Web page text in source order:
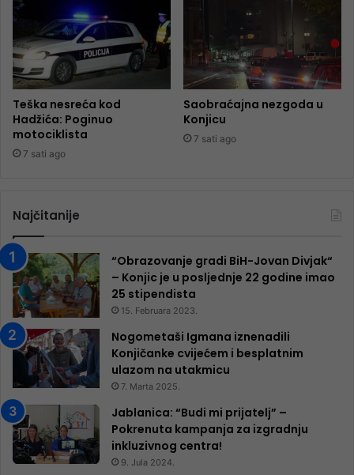
Teška nesreća kod
Hadžića: Poginuo
motociklista
7 sati ago
Saobraćajna nezgoda u
Konjicu
7 sati ago
Najčitanije
“Obrazovanje gradi BiH-Jovan Divjak“
– Konjic je u posljednje 22 godine imao
25 ​​stipendista
15. Februara 2023.
Nogometaši Igmana iznenadili
Konjičanke cvijećem i besplatnim
ulazom na utakmicu
7. Marta 2025.
Jablanica: “Budi mi prijatelj” –
Pokrenuta kampanja za izgradnju
inkluzivnog centra!
9. Jula 2024.